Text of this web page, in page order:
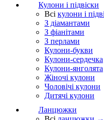
Кулони і підвіски
Всі кулони і
З діамантами
З фіанітами
З перлами
Кулони-букви
Кулони-сердечка
Кулони-янголята
Жіночі кулони
Чоловічі кулони
Дитячі кулони
Ланцюжки